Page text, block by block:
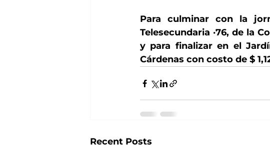
Para culminar con la
Telesecundaria ·76, de la
y para finalizar en el
Cárdenas con costo de $
Recent Posts